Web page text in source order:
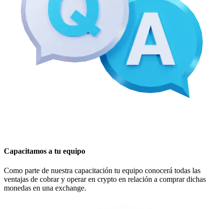
Capacitamos a tu equipo
Como parte de nuestra capacitación tu equipo conocerá todas las
ventajas de cobrar y operar en crypto en relación a comprar dichas
monedas en una exchange.